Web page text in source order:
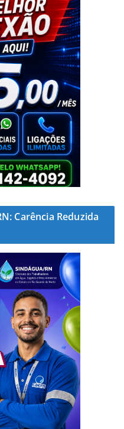
Carência Reduzida